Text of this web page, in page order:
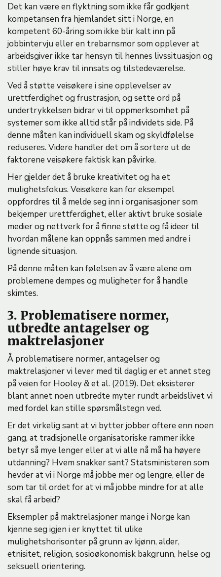
Det kan være en flyktning som ikke får godkjent
kompetansen fra hjemlandet sitt i Norge, en
kompetent 60-åring som ikke blir kalt inn på
jobbintervju eller en trebarnsmor som opplever at
arbeidsgiver ikke tar hensyn til hennes livssituasjon og
stiller høye krav til innsats og tilstedeværelse.
Ved å støtte veisøkere i sine opplevelser av
urettferdighet og frustrasjon, og sette ord på
undertrykkelsen bidrar vi til oppmerksomhet på
systemer som ikke alltid står på individets side. På
denne måten kan individuell skam og skyldfølelse
reduseres. Videre handler det om å sortere ut de
faktorene veisøkere faktisk kan påvirke.
Her gjelder det å bruke kreativitet og ha et
mulighetsfokus. Veisøkere kan for eksempel
oppfordres til å melde seg inn i organisasjoner som
bekjemper urettferdighet, eller aktivt bruke sosiale
medier og nettverk for å finne støtte og få ideer til
hvordan målene kan oppnås sammen med andre i
lignende situasjon.
På denne måten kan følelsen av å være alene om
problemene dempes og muligheter for å handle
skimtes.
3. Problematisere normer,
utbredte antagelser og
maktrelasjoner
Å problematisere normer, antagelser og
maktrelasjoner vi lever med til daglig er et annet steg
på veien for Hooley & et al. (2019). Det eksisterer
blant annet noen utbredte myter rundt arbeidslivet vi
med fordel kan stille spørsmålstegn ved.
Er det virkelig sant at vi bytter jobber oftere enn noen
gang, at tradisjonelle organisatoriske rammer ikke
betyr så mye lenger eller at vi alle nå må ha høyere
utdanning? Hvem snakker sant? Statsministeren som
hevder at vi i Norge må jobbe mer og lengre, eller de
som tar til ordet for at vi må jobbe mindre for at alle
skal få arbeid?
Eksempler på maktrelasjoner mange i Norge kan
kjenne seg igjen i er knyttet til ulike
mulighetshorisonter på grunn av kjønn, alder,
etnisitet, religion, sosioøkonomisk bakgrunn, helse og
seksuell orientering.